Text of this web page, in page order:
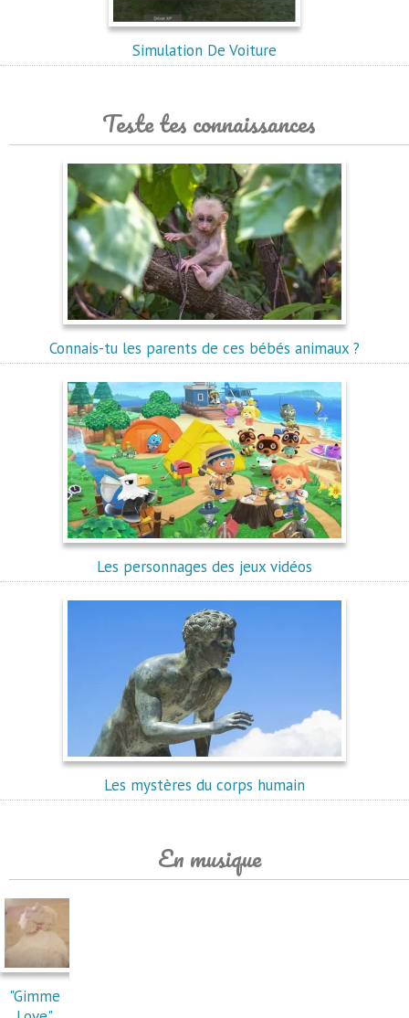
Simulation De Voiture
Teste tes connaissances
Connais-tu les parents de ces bébés animaux ?
Les personnages des jeux vidéos
Les mystères du corps humain
En musique
"Gimme